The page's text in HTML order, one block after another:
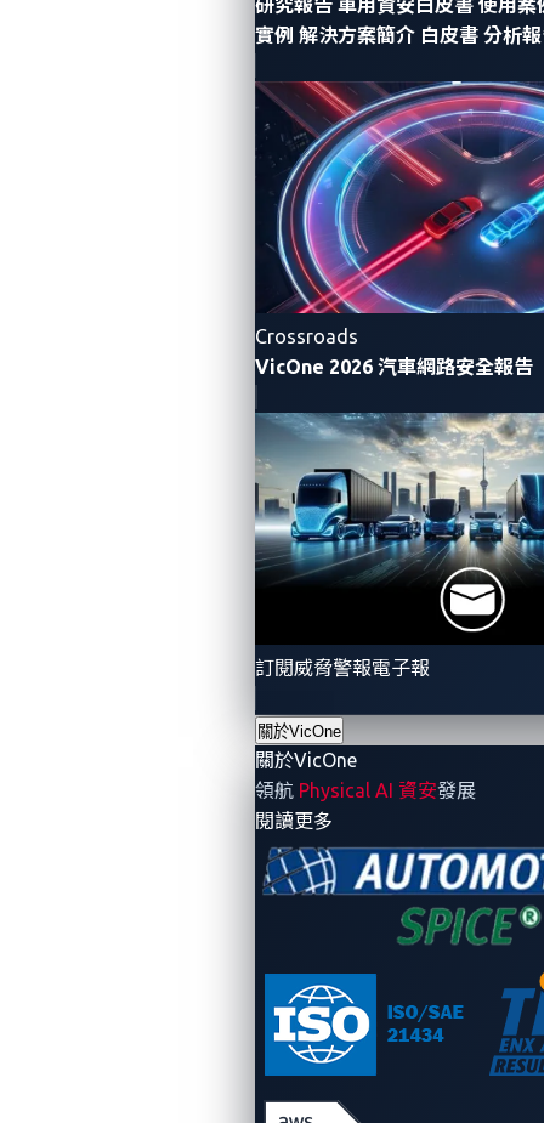
研究報告 車用資安白皮書 使用案
實例 解決方案簡介 白皮書 分析
Crossroads
VicOne 2026 汽車網路安全報告
訂閱威脅警報電子報
關於VicOne
關於VicOne
領航 Physical AI 資安發展
閱讀更多
2019 年，由於與特斯拉合作，汽車類別成為 Pwn2Own
的一部分。像 Pwn2Own 這樣的賽事，以及對聯網汽車
的網路安全研究，在我們提供有關汽車行業可能面臨的
威脅提供了重要的的線索。這使我們能夠預測需要採取
何種措施來保護未來的聯網汽車。
對車用資訊娛樂系統(IVI) 的威脅尤其重要，因為該組件
可以遠端定位，並為潛在的攻擊者提供了一種使用現有
工具進行攻擊的方法。 IVI 上使用的是修改過的作業系
子控制單元 (ECU) 中所使用之高度專用的即時作業系統
相比，IVI也更容易讓攻擊者利用現有漏洞進行攻擊。
值得指出的是，IVI 仍然很難破解，這就是為什麼在
Pwn2Own 挑戰中成功破解是技能的證明。此外，灰色
市場中已經存在用於解鎖昂貴的 IVI 功能的漏洞，這也
進一步證明，雖然汽車製造商 (OEM) 與一階供應商合作
正在提高其產品的安全性，但網路犯罪分子同時也在改
至於後果，對 IVI 的成功攻擊可以讓潛在的威脅進一步
控制車輛的關鍵子系統，如剎車或轉向。因此，成功的
攻擊可能會導致不可預見的損害、危及安全和隱私，並
且如果 IVI 單元被鎖定或擦除，還會導致財務上的損
值得慶幸的是，目前現實世界還沒有關於對聯網汽車進
行攻擊的報導。我們知道的威脅已被安全研究人員，例
如加入 Pwn2Own 的研究員們所披露。但這不應該就此
打住，因為持續的研究表明風險仍然存在，並且仍然可
以對整個汽車行業產生重大影響，更不用說公司的運營